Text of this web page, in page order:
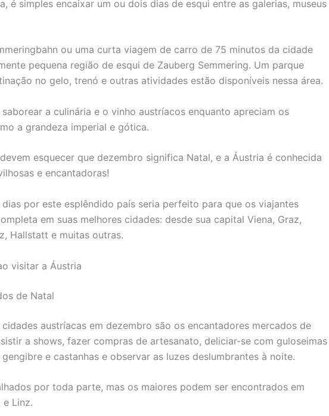
é simples encaixar um ou dois dias de esqui entre as galerias, museus
ou uma curta viagem de carro de 75 minutos da cidade
pequena região de esqui de Zauberg Semmering. Um parque
no gelo, trenó e outras atividades estão disponíveis nessa área.
a culinária e o vinho austríacos enquanto apreciam os
a grandeza imperial e gótica.
esquecer que dezembro significa Natal, e a Áustria é conhecida
e encantadoras!
por este esplêndido país seria perfeito para que os viajantes
em suas melhores cidades: desde sua capital Viena, Graz,
Hallstatt e muitas outras.
visitar a Áustria
de Natal
austríacas em dezembro são os encantadores mercados de
a shows, fazer compras de artesanato, deliciar-se com guloseimas
e castanhas e observar as luzes deslumbrantes à noite.
por toda parte, mas os maiores podem ser encontrados em
e Linz.